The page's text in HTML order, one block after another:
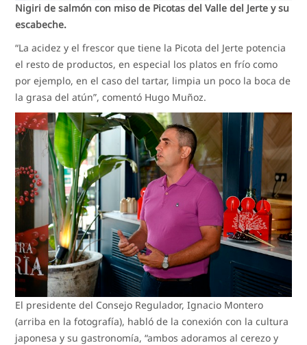
Nigiri de salmón con miso de Picotas del Valle del Jerte y su
escabeche.
“La acidez y el frescor que tiene la Picota del Jerte potencia
el resto de productos, en especial los platos en frío como
por ejemplo, en el caso del tartar, limpia un poco la boca de
la grasa del atún”, comentó Hugo Muñoz.
El presidente del Consejo Regulador, Ignacio Montero
(arriba en la fotografía), habló de la conexión con la cultura
japonesa y su gastronomía, “ambos adoramos al cerezo y